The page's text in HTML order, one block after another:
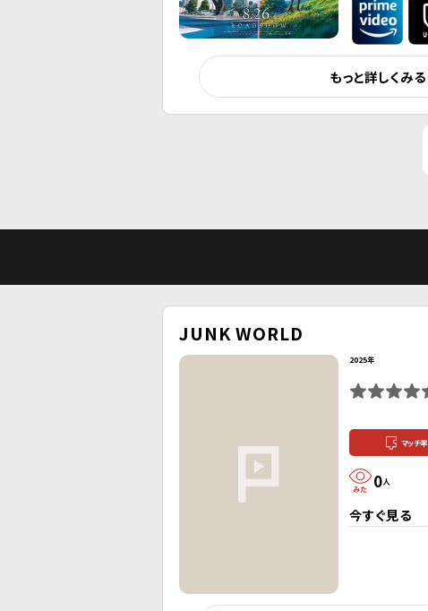
もっと詳しくみる
JUNK WORLD
2025年
マッチ率
0人
今すぐ見る